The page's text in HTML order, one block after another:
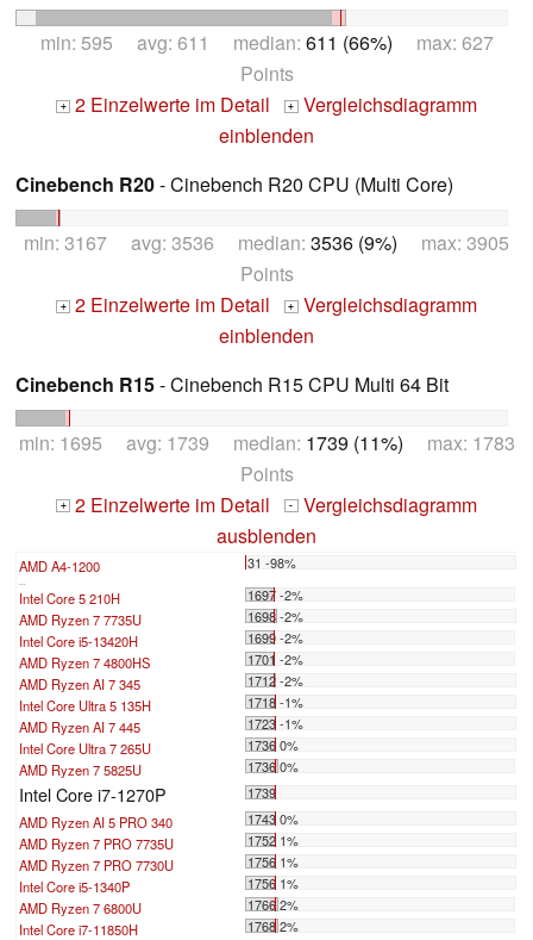
min: 595 avg: 611 median: 611 (66%) max: 627
Points
+ 2 Einzelwerte im Detail + Vergleichsdiagramm
einblenden
Cinebench R20- Cinebench R20 CPU (Multi Core)
min: 3167 avg: 3536 median: 3536 (9%) max: 3905
Points
+ 2 Einzelwerte im Detail + Vergleichsdiagramm
einblenden
Cinebench R15- Cinebench R15 CPU Multi 64 Bit
min: 1695 avg: 1739 median: 1739 (11%) max: 1783
Points
+ 2 Einzelwerte im Detail - Vergleichsdiagramm
ausblenden
AMD A4-1200 31 -98%
Intel Core 5 210H
1697 -2%
AMD Ryzen 7 7735U
1698 -2%
Intel Core i5-13420H
1699 -2%
AMD Ryzen 7 4800HS
1701 -2%
AMD Ryzen AI 7 345
1712 -2%
Intel Core Ultra 5 135H
1718 -1%
AMD Ryzen AI 7 445
1723 -1%
Intel Core Ultra 7 265U
1736 0%
AMD Ryzen 7 5825U
1736 0%
Intel Core i7-1270P
1739
AMD Ryzen AI 5 PRO 340
1743 0%
AMD Ryzen 7 PRO 7735U
1752 1%
AMD Ryzen 7 PRO 7730U
1756 1%
Intel Core i5-1340P
1756 1%
AMD Ryzen 7 6800U
1766 2%
Intel Core i7-11850H
1768 2%